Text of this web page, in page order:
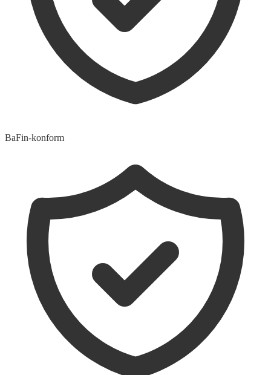
BaFin-konform